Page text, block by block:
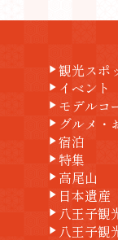
play_arrow観光スポ
play_arrow イベント
play_arrow モデルコ
play_arrow グルメ・
play_arrow宿泊
play_arrow 特集
play_arrow 高尾山
play_arrow 日本遺産
play_arrow 八王子観
play_arrow 八王子観